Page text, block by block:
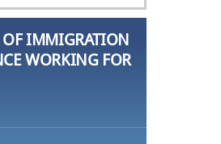
OF IMMIGRATION
WORKING FOR